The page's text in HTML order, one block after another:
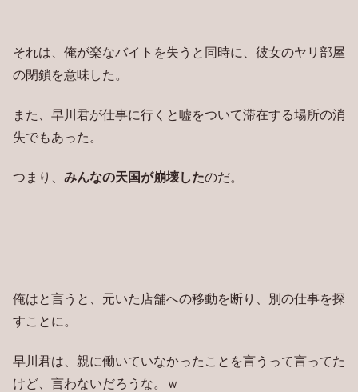
それは、俺が楽なバイトを失うと同時に、彼女のヤリ部屋
の閉鎖を意味した。
また、早川君が仕事に行くと嘘をついて滞在する場所の消
失でもあった。
つまり、 みんなの天国が崩壊したのだ。
俺はと言うと、元いた店舗への移動を断り、別の仕事を探
すことに。
早川君は、親に働いていなかったことを言うって言ってた
けど、言わないだろうな。ｗ